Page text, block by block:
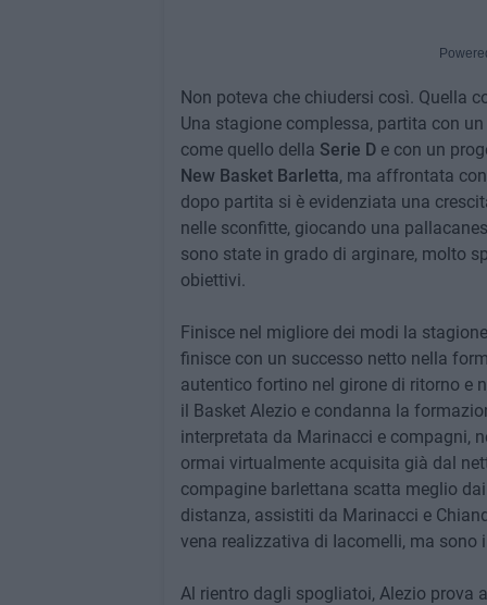
Non poteva che chiudersi così. Quella
Una stagione complessa, partita con
come quello della Serie D e con un
New Basket Barletta, ma affrontata
dopo partita si è evidenziata una
nelle sconfitte, giocando una
sono state in grado di arginare, molto
obiettivi.
Finisce nel migliore dei modi la
finisce con un successo netto nella
autentico fortino nel girone di ritorno e
il Basket Alezio e condanna la
interpretata da Marinacci e compagni,
ormai virtualmente acquisita già dal
compagine barlettana scatta meglio
distanza, assistiti da Marinacci e
vena realizzativa di Iacomelli, ma sono
Al rientro dagli spogliatoi, Alezio prova